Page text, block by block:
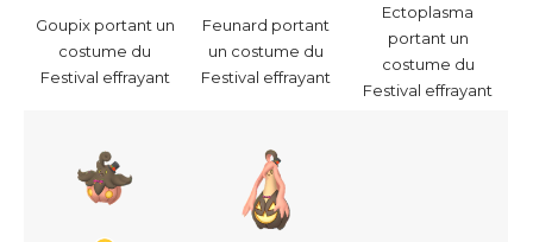
Goupix portant un
costume du
Festival effrayant
Feunard portant
un costume du
Festival effrayant
Ectoplasma
portant un
costume du
Festival effrayant